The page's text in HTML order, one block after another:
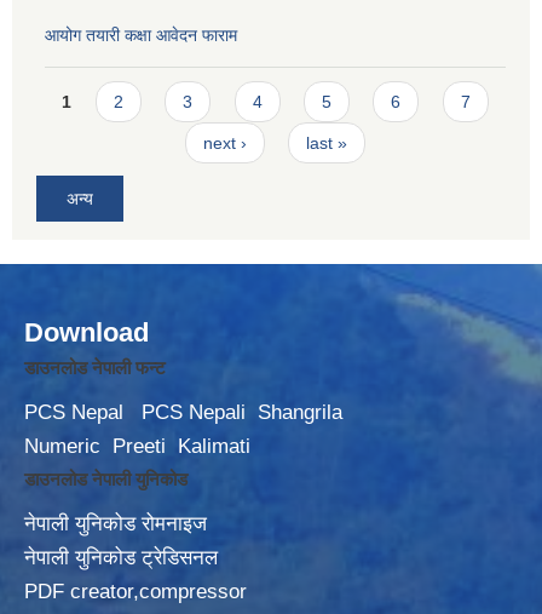
आयोग तयारी कक्षा आवेदन फाराम
Pages
1 2 3 4 5 6 7
next › last »
अन्य
Download
डाउनलोड नेपाली फन्ट
PCS Nepal PCS Nepali
Shangrila
Numeric
Preeti Kalimati
डाउनलोड नेपाली युनिकोड
नेपाली युनिकोड रोमनाइज
नेपाली युनिकोड ट्रेडिसनल
PDF creator,compressor